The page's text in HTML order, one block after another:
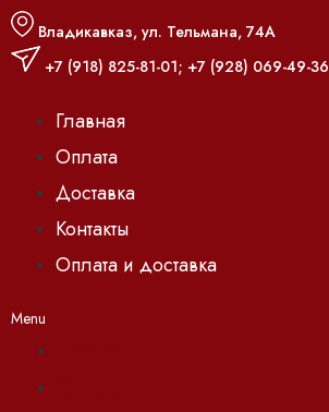
Владикавказ, ул. Тельмана, 74А
+7 (918) 825-81-01; +7 (928) 069-49-36
Главная
Оплата
Доставка
Контакты
Оплата и доставка
Menu